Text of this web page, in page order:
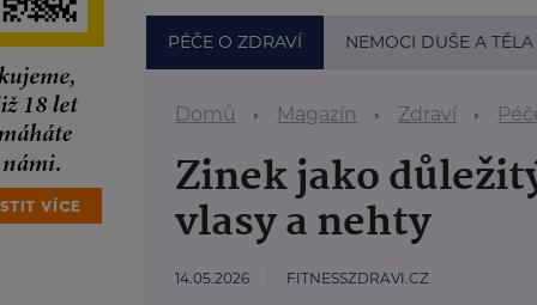
PÉČE O ZDRAVÍ NEMOCI DUŠE A TĚLA
Domů Magazín Zdraví
Zinek jako
vlasy a nehty
14.05.2026 FITNESSZDRAVI.CZ